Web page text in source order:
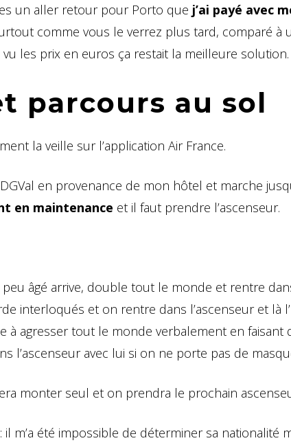
un aller retour pour Porto que j’ai payé avec
comme vous le verrez plus tard, comparé
les prix en euros ça restait la meilleure solution.
parcours au sol
la veille sur l’application Air France.
en provenance de mon hôtel et marche
en maintenance et il faut prendre l’ascenseur.
âgé arrive, double tout le monde et rentre
interloqués et on rentre dans l’ascenseur et là
à agresser tout le monde verbalement en faisant
l’ascenseur avec lui si on ne porte pas de
monter seul et on prendra le prochain
m’a été impossible de déterminer sa nationalité